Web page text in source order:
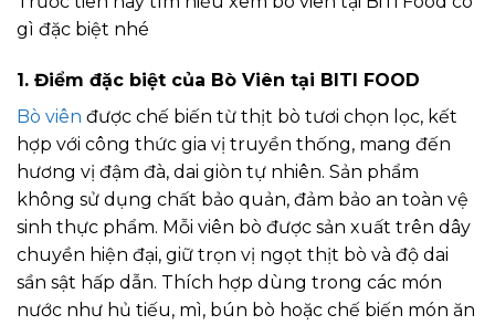
gì đặc biệt nhé
1. Điểm đặc biệt của Bò Viên tại BITI FOOD
Bò viên được chế biến từ thịt bò tươi chọn lọc, kết
hợp với công thức gia vị truyền thống, mang đến
hương vị đậm đà, dai giòn tự nhiên. Sản phẩm
không sử dụng chất bảo quản, đảm bảo an toàn vệ
sinh thực phẩm. Mỗi viên bò được sản xuất trên dây
chuyền hiện đại, giữ trọn vị ngọt thịt bò và độ dai
sần sật hấp dẫn. Thích hợp dùng trong các món
nước như hủ tiếu, mì, bún bò hoặc chế biến món ăn